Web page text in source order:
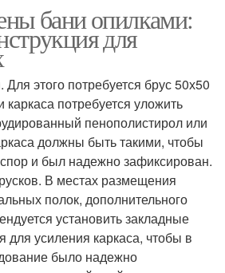
бани опилками:
для
этого потребуется брус 50х50
потребуется уложить
пенополистирол или
должны быть такими, чтобы
и был надежно зафиксирован.
В местах размещения
полок, дополнительного
установить закладные
для усиления каркаса, чтобы в
было надежно